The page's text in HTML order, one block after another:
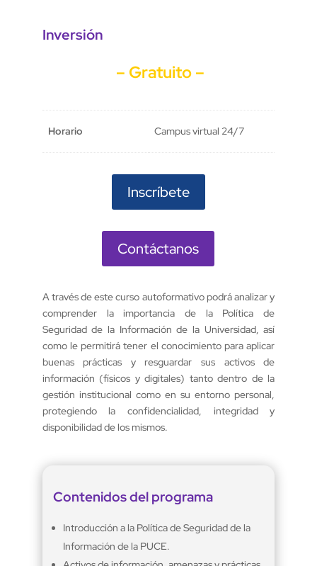
Inversión
– Gratuito –
Horario Campus virtual 24/7
Inscríbete
Contáctanos
A través de este curso autoformativo podrá analizar y
comprender la importancia de la Política de
Seguridad de la Información de la Universidad, así
como le permitirá tener el conocimiento para aplicar
buenas prácticas y resguardar sus activos de
información (físicos y digitales) tanto dentro de la
gestión institucional como en su entorno personal,
protegiendo la confidencialidad, integridad y
disponibilidad de los mismos.
Contenidos del programa
Introducción a la Política de Seguridad de la
Información de la PUCE.